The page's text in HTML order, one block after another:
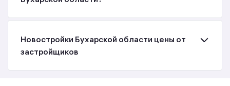
Новостройки Бухарской области цены от
застройщиков